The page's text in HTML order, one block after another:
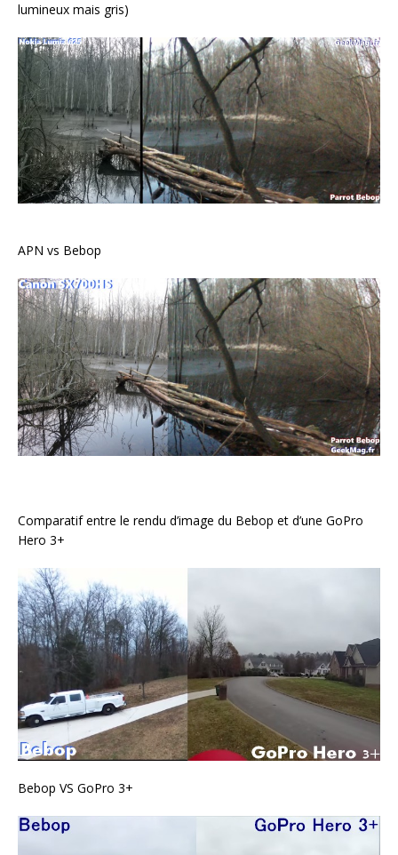
lumineux mais gris)
APN vs Bebop
Comparatif entre le rendu d’image du Bebop et d’une GoPro
Hero 3+
Bebop VS GoPro 3+